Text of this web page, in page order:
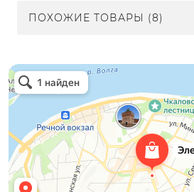
ПОХОЖИЕ ТОВАРЫ (8)
Электрон
Светильники в Нижнем Новгороде
Электротехническая продукция в